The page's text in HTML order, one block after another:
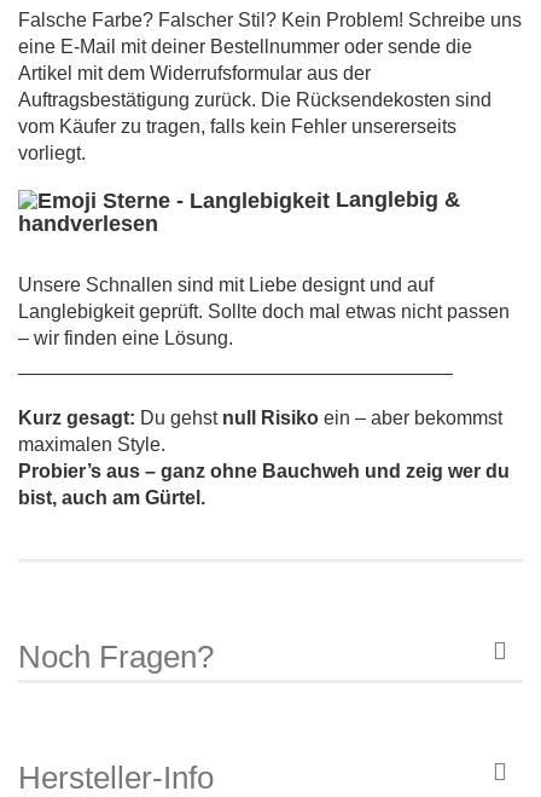
Falsche Farbe? Falscher Stil? Kein Problem! Schreibe uns
eine E-Mail mit deiner Bestellnummer oder sende die
Artikel mit dem Widerrufsformular aus der
Auftragsbestätigung zurück. Die Rücksendekosten sind
vom Käufer zu tragen, falls kein Fehler unsererseits
vorliegt.
Langlebig &
handverlesen
Unsere Schnallen sind mit Liebe designt und auf
Langlebigkeit geprüft. Sollte doch mal etwas nicht passen
– wir finden eine Lösung.
Kurz gesagt: Du gehst null Risiko ein – aber bekommst
maximalen Style.
Probier’s aus – ganz ohne Bauchweh und zeig wer du
bist, auch am Gürtel.
Noch Fragen?
Hersteller-Info